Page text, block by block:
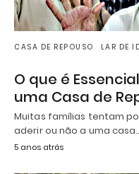
CASA DE REPOUSO LAR DE
O que é
uma Casa de
Muitas famílias tentam
aderir ou não a uma
5 anos atrás